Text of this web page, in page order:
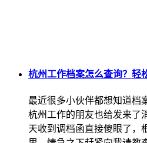
杭州工作档案怎么查询？轻
最近很多小伙伴都想知道档
杭州工作的朋友也给发来了
天收到调档函直接傻眼了，